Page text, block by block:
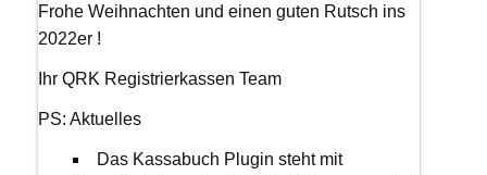
Frohe Weihnachten und einen guten Rutsch ins
2022er !
Ihr QRK Registrierkassen Team
PS: Aktuelles
Das Kassabuch Plugin steht mit